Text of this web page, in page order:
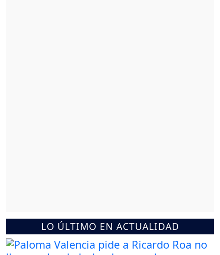
LO ÚLTIMO EN ACTUALIDAD